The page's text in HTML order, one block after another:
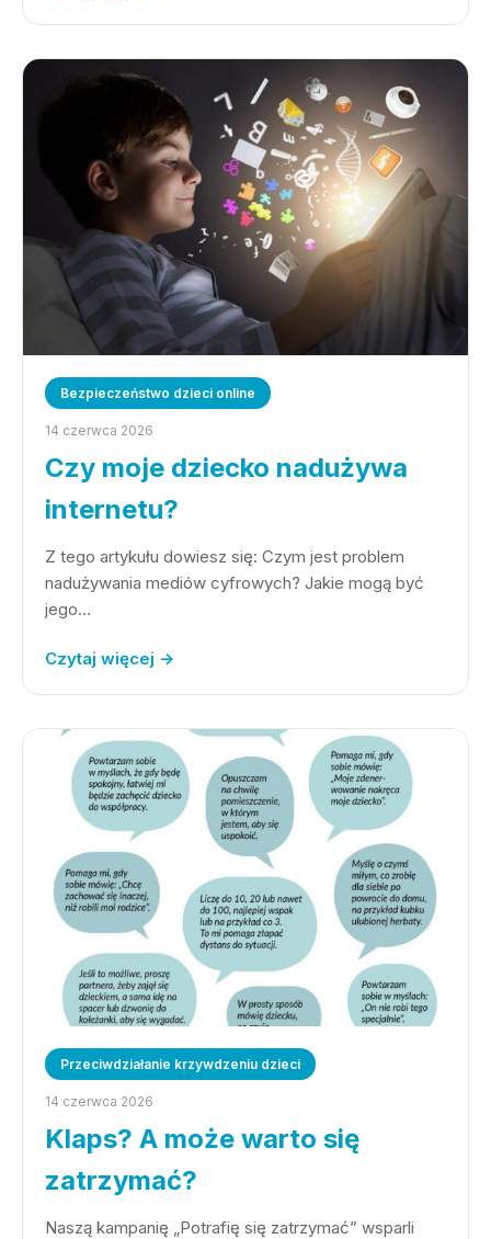
Bezpieczeństwo dzieci online
14 czerwca 2026
Czy moje dziecko nadużywa
internetu?
Z tego artykułu dowiesz się: Czym jest problem
nadużywania mediów cyfrowych? Jakie mogą być
jego…
Czytaj więcej →
Przeciwdziałanie krzywdzeniu dzieci
14 czerwca 2026
Klaps? A może warto się
zatrzymać?
Naszą kampanię „Potrafię się zatrzymać” wsparli